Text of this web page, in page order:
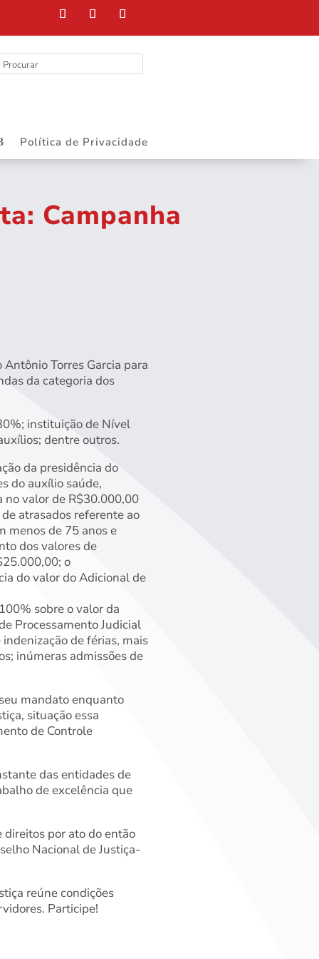
Política de Privacidade
Campanha
Torres Garcia para
da categoria dos
instituição de Nível
dentre outros.
da presidência do
do auxílio saúde,
no valor de R$30.000,00
atrasados referente ao
menos de 75 anos e
dos valores de
o
do valor do Adicional de
sobre o valor da
Processamento Judicial
de férias, mais
inúmeras admissões de
mandato enquanto
situação essa
de Controle
das entidades de
de excelência que
direitos por ato do então
Nacional de Justiça-
reúne condições
Participe!